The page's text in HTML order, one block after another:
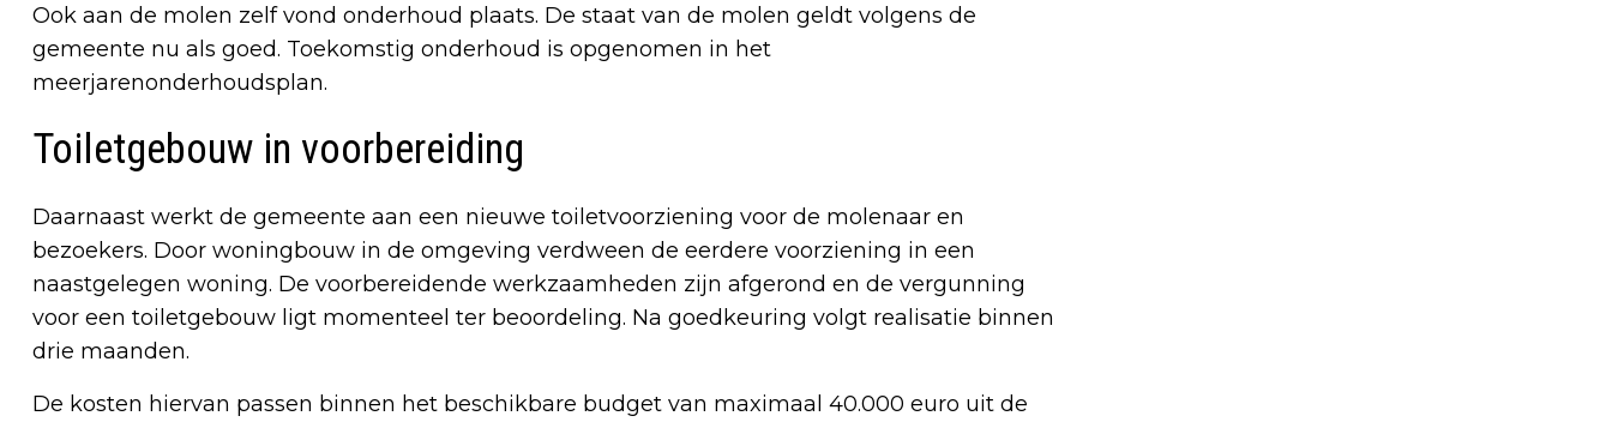
Ook aan de molen zelf vond onderhoud plaats. De staat van de molen geldt volgens de
gemeente nu als goed. Toekomstig onderhoud is opgenomen in het
meerjarenonderhoudsplan.
Toiletgebouw in voorbereiding
Daarnaast werkt de gemeente aan een nieuwe toiletvoorziening voor de molenaar en
bezoekers. Door woningbouw in de omgeving verdween de eerdere voorziening in een
naastgelegen woning. De voorbereidende werkzaamheden zijn afgerond en de vergunning
voor een toiletgebouw ligt momenteel ter beoordeling. Na goedkeuring volgt realisatie binnen
drie maanden.
De kosten hiervan passen binnen het beschikbare budget van maximaal 40.000 euro uit de